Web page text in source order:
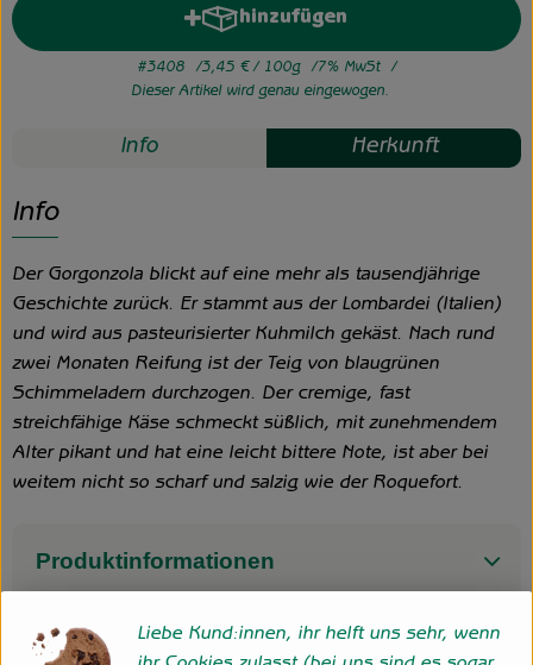
hinzufügen
Produkt zum Warenkorb
#3408 3,45 €/ 100g
7% MwSt
Dieser Artikel wird genau eingewogen.
Info Herkunft
Info
Der Gorgonzola blickt auf eine mehr als tausendjährige
Geschichte zurück. Er stammt aus der Lombardei (Italien)
und wird aus pasteurisierter Kuhmilch gekäst. Nach rund
zwei Monaten Reifung ist der Teig von blaugrünen
Schimmeladern durchzogen. Der cremige, fast
streichfähige Käse schmeckt süßlich, mit zunehmendem
Alter pikant und hat eine leicht bittere Note, ist aber bei
weitem nicht so scharf und salzig wie der Roquefort.
Produktinformationen
Liebe Kund:innen, ihr helft uns sehr, wenn